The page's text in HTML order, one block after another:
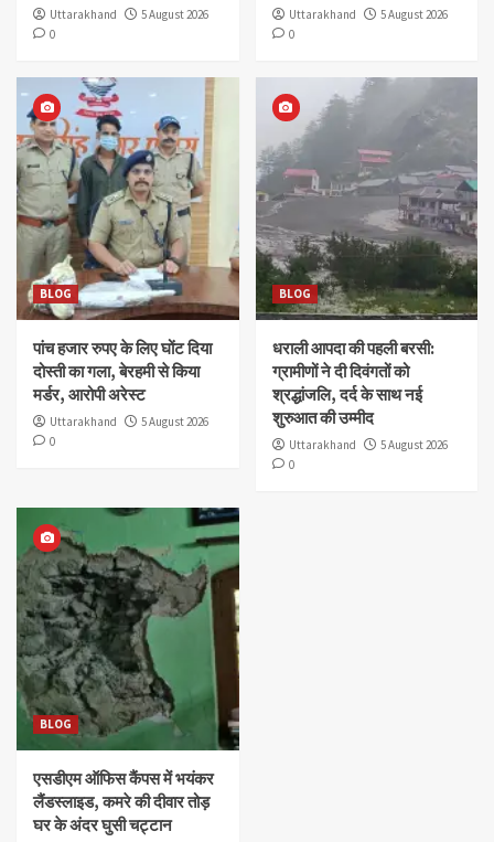
Uttarakhand
5 August 2026
0
Uttarakhand
5 August 2026
0
BLOG
पांच हजार रुपए के लिए घोंट दिया
दोस्ती का गला, बेरहमी से किया
मर्डर, आरोपी अरेस्ट
Uttarakhand
5 August 2026
0
BLOG
धराली आपदा की पहली बरसी:
ग्रामीणों ने दी दिवंगतों को
श्रद्धांजलि, दर्द के साथ नई
शुरुआत की उम्मीद
Uttarakhand
5 August 2026
0
BLOG
एसडीएम ऑफिस कैंपस में भयंकर
लैंडस्लाइड, कमरे की दीवार तोड़
घर के अंदर घुसी चट्टान